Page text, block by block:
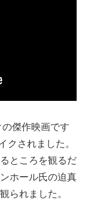
傑作映画です
クされました。
ところを観るだ
ホール氏の迫真
られました。